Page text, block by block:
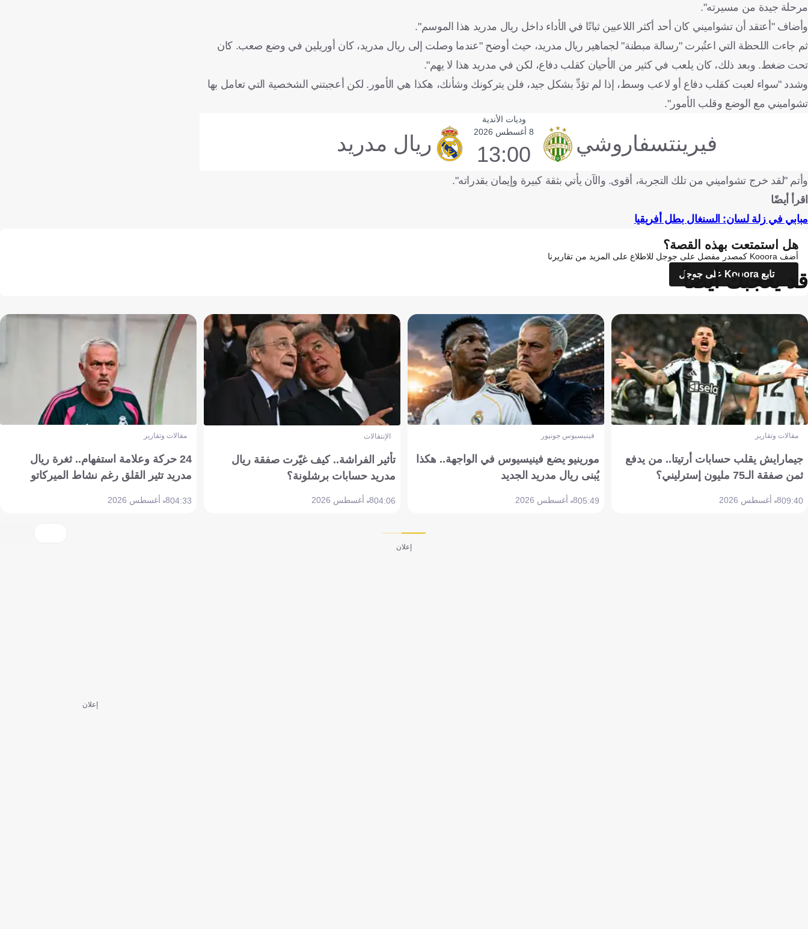
مرحلة جيدة من مسيرته".
وأضاف "أعتقد أن تشواميني كان أحد أكثر اللاعبين ثباتًا في الأداء داخل ريال مدريد هذا الموسم".
ثم جاءت اللحظة التي اعتُبرت "رسالة مبطنة" لجماهير ريال مدريد، حيث أوضح "عندما وصلت إلى ريال مدريد، كان أوريلين في وضع صعب. كان
تحت ضغط. وبعد ذلك، كان يلعب في كثير من الأحيان كقلب دفاع، لكن في مدريد هذا لا يهم".
وشدد "سواء لعبت كقلب دفاع أو لاعب وسط، إذا لم تؤدِّ بشكل جيد، فلن يتركونك وشأنك، هكذا هي الأمور. لكن أعجبتني الشخصية التي تعامل بها
تشواميني مع الوضع وقلب الأمور".
وديات الأندية
فيرينتسفاروشي 8 أغسطس 2026
13:00 ريال مدريد
وأتم "لقد خرج تشواميني من تلك التجربة، أقوى. والآن يأتي بثقة كبيرة وإيمان بقدراته".
اقرأ أيضًا
مبابي في زلة لسان: السنغال بطل أفريقيا
هل استمتعت بهذه القصة؟
أضف Kooora كمصدر مفضل على جوجل للاطلاع على المزيد من تقاريرنا
تابع Kooora على جوجل
قد يعجبك أيضاً
مقالات وتقارير
جيمارايش يقلب حسابات أرتيتا.. من يدفع
ثمن صفقة الـ75 مليون إسترليني؟
09:408 أغسطس 2026
فينيسيوس جونيور
مورينيو يضع فينيسيوس في الواجهة.. هكذا
يُبنى ريال مدريد الجديد
05:498 أغسطس 2026
الإنتقالات
تأثير الفراشة.. كيف غيّرت صفقة ريال
مدريد حسابات برشلونة؟
04:068 أغسطس 2026
مقالات وتقارير
24 حركة وعلامة استفهام.. ثغرة ريال
مدريد تثير القلق رغم نشاط الميركاتو
04:338 أغسطس 2026
إعلان
إعلان